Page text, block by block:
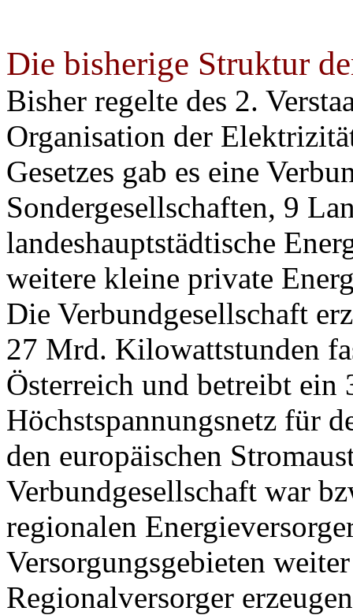
Die bisherige Struktur
Bisher regelte des 2.
Organisation der
Gesetzes gab es eine
Sondergesellschaften, 9
landeshauptstädtische
weitere kleine private
Die Verbundgesellschaft
27 Mrd. Kilowattstunden
Österreich und betreibt ein
Höchstspannungsnetz für
den europäischen
Verbundgesellschaft war
regionalen
Versorgungsgebieten
Regionalversorger